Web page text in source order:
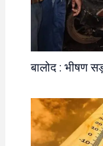
बालोद : भीषण